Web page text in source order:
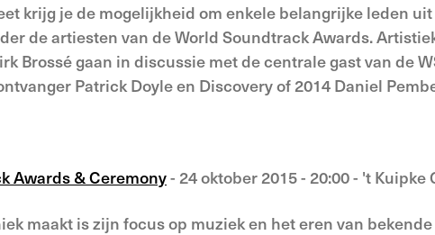
krijg je de mogelijkheid om enkele belangrijke leden
de artiesten van de World Soundtrack Awards.
Brossé gaan in discussie met de centrale gast van de
Patrick Doyle en Discovery of 2014 Daniel
Awards & Ceremony- 24 oktober 2015 - 20:00 - 't Kuipke
maakt is zijn focus op muziek en het eren van